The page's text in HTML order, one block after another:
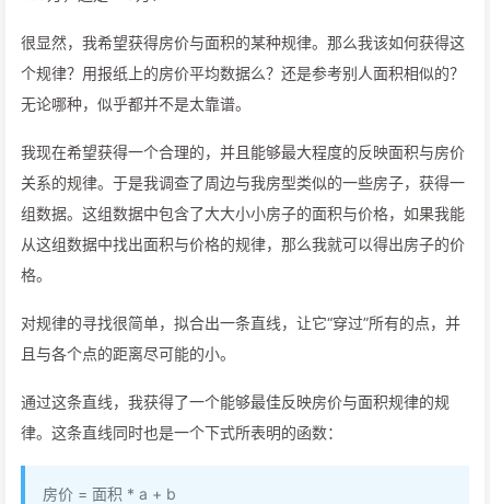
很显然，我希望获得房价与面积的某种规律。那么我该如何获得这
个规律？用报纸上的房价平均数据么？还是参考别人面积相似的？
无论哪种，似乎都并不是太靠谱。
我现在希望获得一个合理的，并且能够最大程度的反映面积与房价
关系的规律。于是我调查了周边与我房型类似的一些房子，获得一
组数据。这组数据中包含了大大小小房子的面积与价格，如果我能
从这组数据中找出面积与价格的规律，那么我就可以得出房子的价
格。
对规律的寻找很简单，拟合出一条直线，让它“穿过”所有的点，并
且与各个点的距离尽可能的小。
通过这条直线，我获得了一个能够最佳反映房价与面积规律的规
律。这条直线同时也是一个下式所表明的函数：
房价 = 面积 * a + b